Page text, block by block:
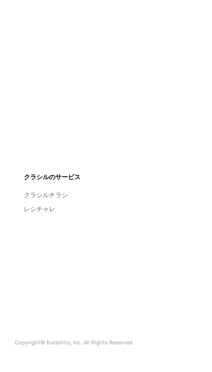
クラシルのサービス
クラシルチラシ
レシチャレ
Copyright© Kurashiru, Inc. All Rights Reserved.